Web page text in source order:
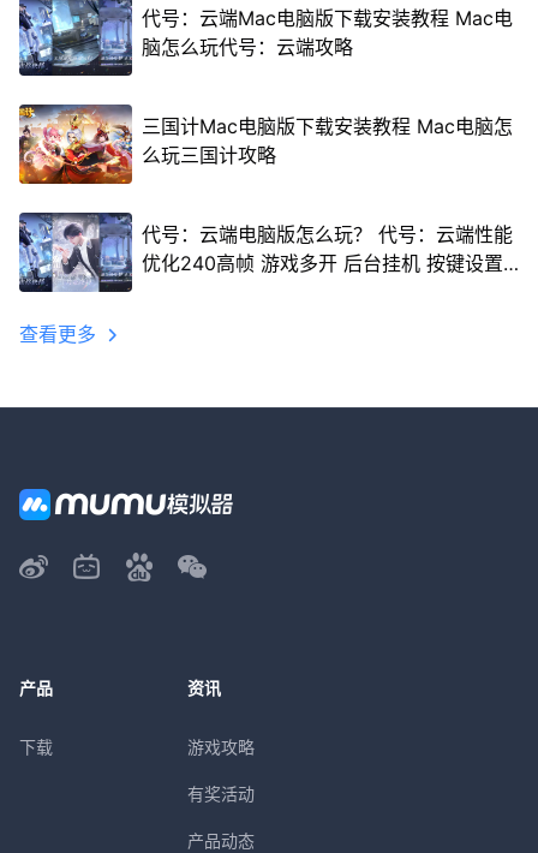
代号：云端Mac电脑版下载安装教程 Mac电
脑怎么玩代号：云端攻略
三国计Mac电脑版下载安装教程 Mac电脑怎
么玩三国计攻略
代号：云端电脑版怎么玩？ 代号：云端性能
优化240高帧 游戏多开 后台挂机 按键设置
查看更多
产品
下载
资讯
游戏攻略
有奖活动
产品动态